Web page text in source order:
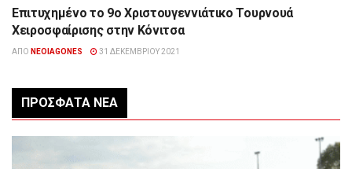
ΑΘΛΗΤΙΣΜΌΣ
Επιτυχημένο το 9ο Χριστουγεννιάτικο Τουρνουά
Χειροσφαίρισης στην Κόνιτσα
ΑΠΌ NEOIAGONES 31 ΔΕΚΕΜΒΡΊΟΥ 2021
ΠΡΌΣΦΑΤΑ ΝΈΑ